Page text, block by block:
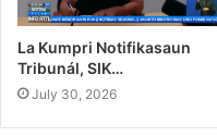
La Kumpri Notifikasaun
Tribunál, SIK…
July 30, 2026